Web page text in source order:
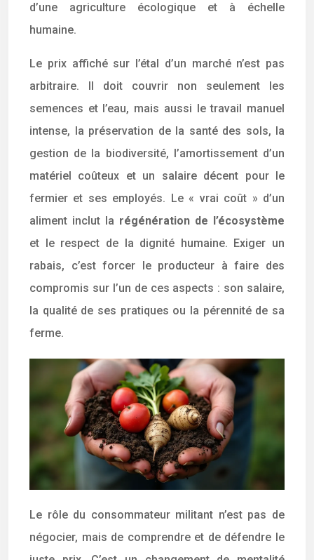
d’une agriculture écologique et à échelle
humaine.
Le prix affiché sur l’étal d’un marché n’est pas
arbitraire. Il doit couvrir non seulement les
semences et l’eau, mais aussi le travail manuel
intense, la préservation de la santé des sols, la
gestion de la biodiversité, l’amortissement d’un
matériel coûteux et un salaire décent pour le
fermier et ses employés. Le « vrai coût » d’un
aliment inclut la régénération de l’écosystème
et le respect de la dignité humaine. Exiger un
rabais, c’est forcer le producteur à faire des
compromis sur l’un de ces aspects : son salaire,
la qualité de ses pratiques ou la pérennité de sa
ferme.
Le rôle du consommateur militant n’est pas de
négocier, mais de comprendre et de défendre le